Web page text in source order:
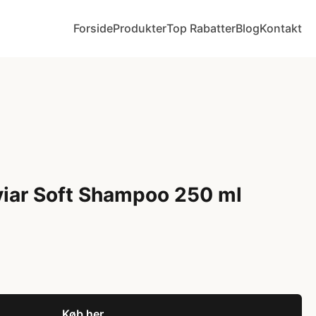
ForsideProdukterTop RabatterBlogKontakt
Soft Shampoo 250 ml